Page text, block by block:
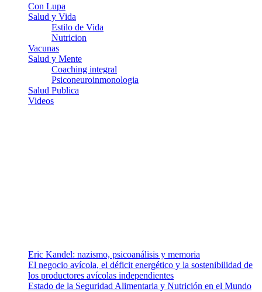
Con Lupa
Salud y Vida
Estilo de Vida
Nutricion
Vacunas
Salud y Mente
Coaching integral
Psiconeuroinmonologia
Salud Publica
Videos
Eric Kandel: nazismo, psicoanálisis y memoria
El negocio avícola, el déficit energético y la sostenibilidad de
los productores avícolas independientes
Estado de la Seguridad Alimentaria y Nutrición en el Mundo